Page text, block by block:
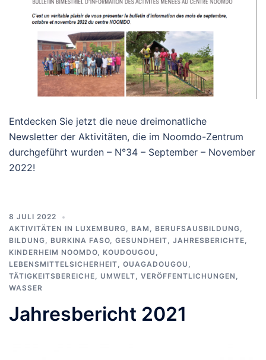
Entdecken Sie jetzt die neue dreimonatliche
Newsletter der Aktivitäten, die im Noomdo-Zentrum
durchgeführt wurden – N°34 – September – November
2022!
8 JULI 2022
AKTIVITÄTEN IN LUXEMBURG, BAM , BERUFSAUSBILDUNG,
BILDUNG, BURKINA FASO, GESUNDHEIT, JAHRESBERICHTE,
KINDERHEIM NOOMDO, KOUDOUGOU ,
LEBENSMITTELSICHERHEIT, OUAGADOUGOU ,
TÄTIGKEITSBEREICHE, UMWELT, VERÖFFENTLICHUNGEN ,
WASSER
Jahresbericht 2021